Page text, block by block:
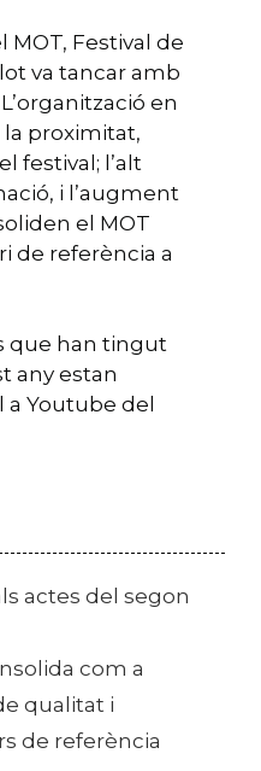
MOT, Festival de
va tancar amb
en
proximitat,
festival; l’alt
i l’augment
el MOT
de referència a
que han tingut
any estan
Youtube del
actes del segon
com a
qualitat i
de referència